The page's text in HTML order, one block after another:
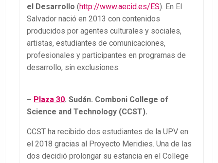
el Desarrollo (http://www.aecid.es/ES). En El
Salvador nació en 2013 con contenidos
producidos por agentes culturales y sociales,
artistas, estudiantes de comunicaciones,
profesionales y participantes en programas de
desarrollo, sin exclusiones.
– Plaza 30. Sudán. Comboni College of
Science and Technology (CCST).
CCST ha recibido dos estudiantes de la UPV en
el 2018 gracias al Proyecto Meridies. Una de las
dos decidió prolongar su estancia en el College